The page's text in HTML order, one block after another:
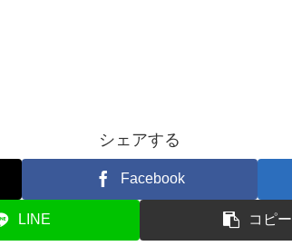
シェアする
Facebook
LINE コピー